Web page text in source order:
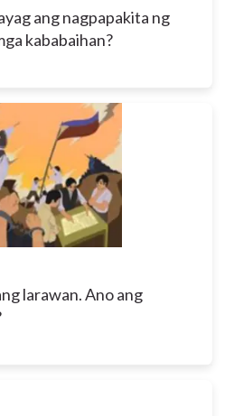
ang nagpapakita ng
kababaihan?
larawan. Ano ang